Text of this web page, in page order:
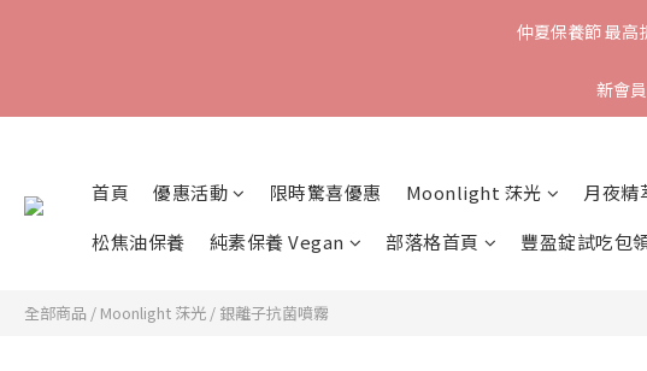
仲夏保養節 最高
新會
首頁 優惠活動 限時驚喜優惠 Moonlight 莯光 月夜精
松焦油保養
純素保養 Vegan 部落格首頁 豐盈錠試吃包
全部商品 / Moonlight 莯光 / 銀離子抗菌噴霧